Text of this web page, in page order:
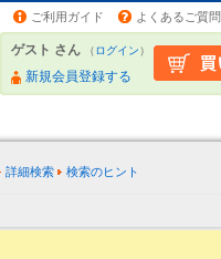
ご利用ガイド よくあるご質問
ゲスト さん （ログイン）
新規会員登録する
詳細検索 検索のヒント